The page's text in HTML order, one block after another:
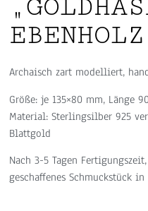
Archaisch zart modelliert,
Größe: je 135×80 mm, Länge
Material: Sterlingsilber 925
Blattgold
Nach 3-5 Tagen
geschaffenes Schmuckstück in